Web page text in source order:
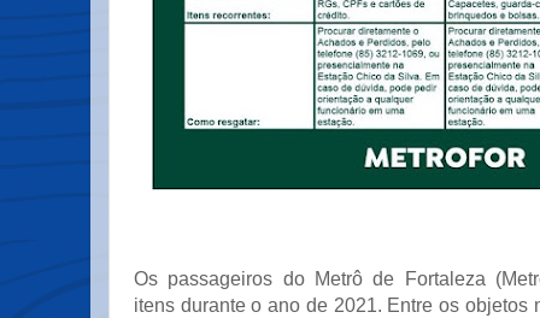
Os passageiros do Metrô de Fortaleza
itens durante o ano de 2021. Entre os objetos